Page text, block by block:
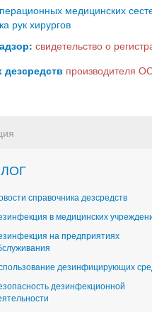
медицинских
рук хирургов
свидетельство о
дезсредств производителя
справочника дезсредств
в медицинских
на предприятиях
дезинфицирующих
дезинфекционной